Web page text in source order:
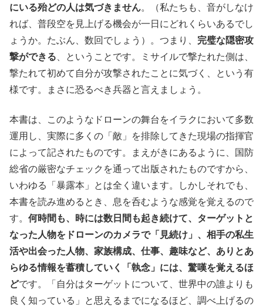
にいる殆どの人は気づきません。（私たちも、音がしなけ
れば、普段空を見上げる機会が一日にどれくらいあるでし
ょうか。たぶん、数回でしょう）。つまり、 完璧な隠密攻
撃ができる、ということです。ミサイルで撃たれた側は、
撃たれて初めて自分が攻撃されたことに気づく、という有
様です。まさに恐るべき兵器と言えましょう。
本書は、このようなドローンの舞台をイラクにおいて多数
運用し、実際に多くの「敵」を排除してきた現場の指揮官
によって記されたものです。まえがきにあるように、国防
総省の厳密なチェックを通って出版されたものですから、
いわゆる「暴露本」とは全く違います。しかしそれでも、
本書を読み進めるとき、息を呑むような感覚を覚えるので
す。 何時間も、時には数日間も起き続けて、ターゲットと
なった人物をドローンのカメラで「見続け」、相手の私生
活や出会った人物、家族構成、仕事、趣味など、ありとあ
らゆる情報を蓄積していく「執念」には、驚嘆を覚えるほ
どです。「自分はターゲットについて、世界中の誰よりも
良く知っている」と思えるまでになるほど、調べ上げるの